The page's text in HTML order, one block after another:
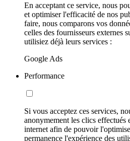
En acceptant ce service, nous
et optimiser l'efficacité de nos
faire, nous comparons vos
celles des fournisseurs externes
utilisiez déjà leurs services :
Google Ads
Performance
Si vous acceptez ces services,
anonymement les clics effectués
internet afin de pouvoir
permanence l'expérience des